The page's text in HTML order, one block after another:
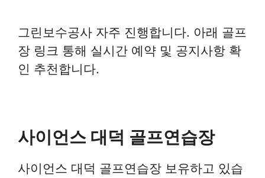
그린보수공사 자주 진행합니다. 아래 골프
장 링크 통해 실시간 예약 및 공지사항 확
인 추천합니다.
사이언스 대덕 골프연습장
사이언스 대덕 골프연습장 보유하고 있습